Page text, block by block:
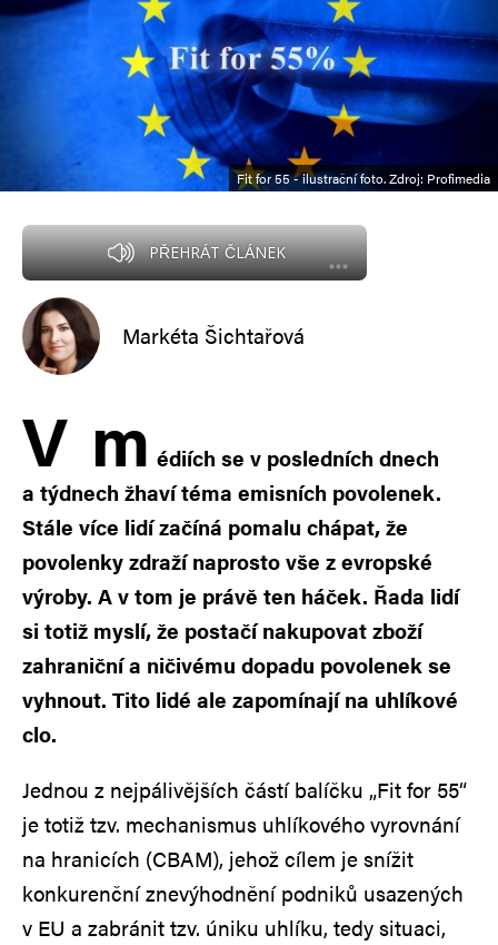
Fit for 55 - ilustrační foto. Zdroj: Profimedia
PŘEHRÁT ČLÁNEK
Markéta Šichtařová
V m édiích se v posledních dnech
a týdnech žhaví téma emisních povolenek.
Stále více lidí začíná pomalu chápat, že
povolenky zdraží naprosto vše z evropské
výroby. A v tom je právě ten háček. Řada lidí
si totiž myslí, že postačí nakupovat zboží
zahraniční a ničivému dopadu povolenek se
vyhnout. Tito lidé ale zapomínají na uhlíkové
clo.
Jednou z nejpálivějších částí balíčku „Fit for 55“
je totiž tzv. mechanismus uhlíkového vyrovnání
na hranicích (CBAM), jehož cílem je snížit
konkurenční znevýhodnění podniků usazených
v EU a zabránit tzv. úniku uhlíku, tedy situaci,